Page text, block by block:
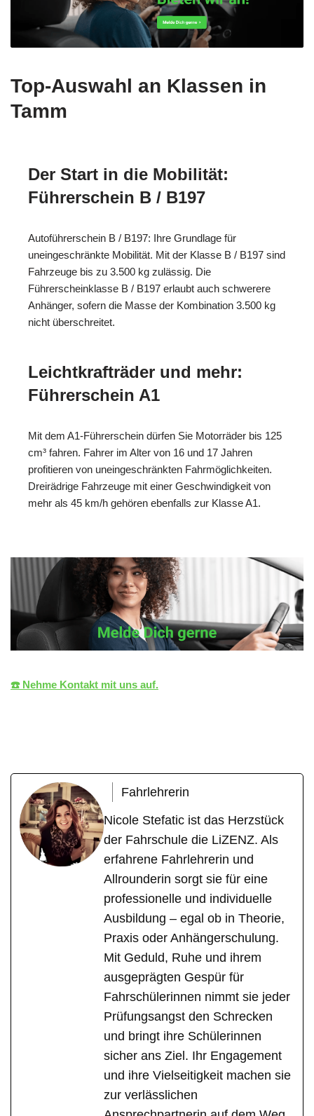
Top-Auswahl an Klassen in
Tamm
Der Start in die Mobilität:
Führerschein B / B197
Autoführerschein B / B197: Ihre Grundlage für
uneingeschränkte Mobilität. Mit der Klasse B / B197 sind
Fahrzeuge bis zu 3.500 kg zulässig. Die
Führerscheinklasse B / B197 erlaubt auch schwerere
Anhänger, sofern die Masse der Kombination 3.500 kg
nicht überschreitet.
Leichtkrafträder und mehr:
Führerschein A1
Mit dem A1-Führerschein dürfen Sie Motorräder bis 125
cm³ fahren. Fahrer im Alter von 16 und 17 Jahren
profitieren von uneingeschränkten Fahrmöglichkeiten.
Dreirädrige Fahrzeuge mit einer Geschwindigkeit von
mehr als 45 km/h gehören ebenfalls zur Klasse A1.
☎️ Nehme Kontakt mit uns auf.
Fahrlehrerin
Nicole Stefatic ist das Herzstück
der Fahrschule die LiZENZ. Als
erfahrene Fahrlehrerin und
Allrounderin sorgt sie für eine
professionelle und individuelle
Ausbildung – egal ob in Theorie,
Praxis oder Anhängerschulung.
Mit Geduld, Ruhe und ihrem
ausgeprägten Gespür für
Fahrschülerinnen nimmt sie jeder
Prüfungsangst den Schrecken
und bringt ihre Schülerinnen
sicher ans Ziel. Ihr Engagement
und ihre Vielseitigkeit machen sie
zur verlässlichen